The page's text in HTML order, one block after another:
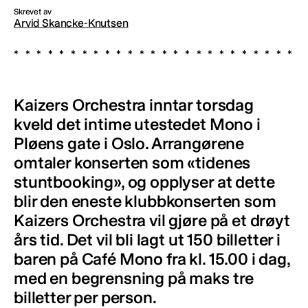
Skrevet av
Arvid Skancke-Knutsen
Kaizers Orchestra inntar torsdag
kveld det intime utestedet Mono i
Pløens gate i Oslo. Arrangørene
omtaler konserten som «tidenes
stuntbooking», og opplyser at dette
blir den eneste klubbkonserten som
Kaizers Orchestra vil gjøre på et drøyt
års tid. Det vil bli lagt ut 150 billetter i
baren på Café Mono fra kl. 15.00 i dag,
med en begrensning på maks tre
billetter per person.